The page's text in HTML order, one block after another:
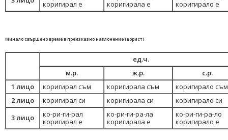
коригирал е
коригирала е
коригирало е
Минало свършено време в преизказно наклонение (аорист)
ед.ч.
м.р.
ж.р.
с.р.
1 лицо
коригирал съм коригирала съм
коригирало съм
2 лицо
коригирал си коригирала си
коригирало си
3 лицо
ко-ри-ги-рал
коригирал е
ко-ри-ги-ра-ла
коригирала е
ко-ри-ги-ра-ло
коригирало е